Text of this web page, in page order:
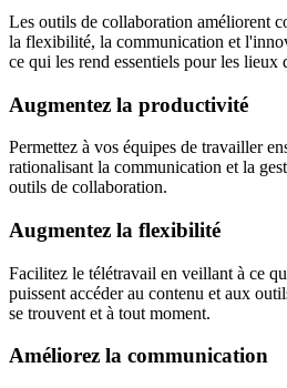
Les outils de collaboration améliorent
la flexibilité, la communication et
ce qui les rend essentiels pour les lieux
Augmentez la productivité
Permettez à vos équipes de travailler
rationalisant la communication et la
outils de collaboration.
Augmentez la flexibilité
Facilitez le télétravail en veillant à ce
puissent accéder au contenu et aux
se trouvent et à tout moment.
Améliorez la communication